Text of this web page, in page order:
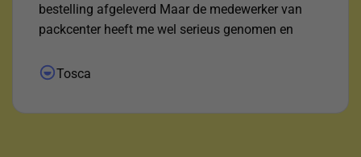
bestelling afgeleverd Maar de medewerker van
packcenter heeft me wel serieus genomen en
dank !"
Tosca